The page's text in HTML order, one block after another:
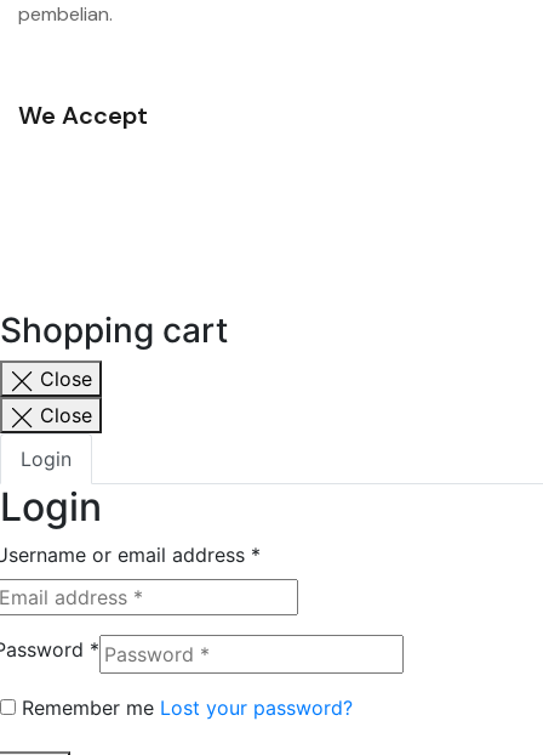
pembelian.
We Accept
Shopping cart
Close
Close
Login
Login
or email address *
*
Remember me Lost your password?